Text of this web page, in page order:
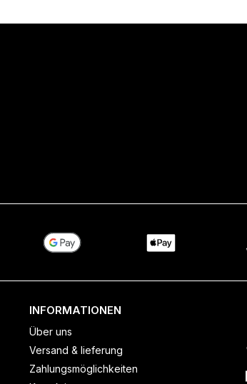
INFORMATIONEN
Über uns
Versand & lieferung
Zahlungsmöglichkeiten